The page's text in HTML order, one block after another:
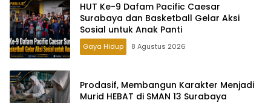
HUT Ke-9 Dafam Pacific Caesar
Surabaya dan Basketball Gelar Aksi
Sosial untuk Anak Panti
Gaya Hidup 8 Agustus 2026
Prodasif, Membangun Karakter Menjadi
Murid HEBAT di SMAN 13 Surabaya